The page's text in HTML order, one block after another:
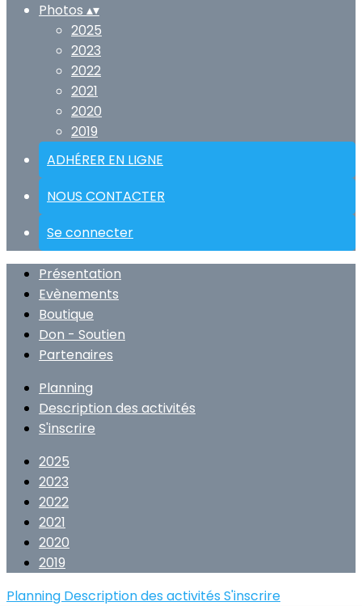
Photos ▴▾
2025
2023
2022
2021
2020
2019
ADHÉRER EN LIGNE
NOUS CONTACTER
Se connecter
Présentation
Evènements
Boutique
Don - Soutien
Partenaires
Planning
Description des activités
S'inscrire
2025
2023
2022
2021
2020
2019
Planning Description des activités S'inscrire